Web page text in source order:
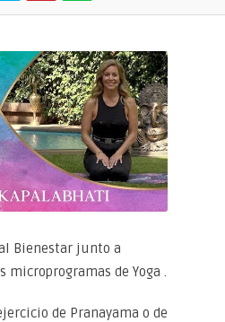
Bienestar junto a
microprogramas de Yoga .
de Pranayama o de